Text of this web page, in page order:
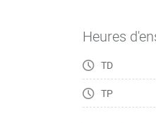
Heures
TD
TP